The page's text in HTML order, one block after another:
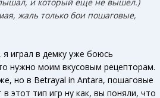
жаль только бои пошаговые,
играл в демку уже боюсь
нужно моим вкусовым рецепторам.
но в Betrayal in Antara, пошаговые
этот тип игр ну как, вы поняли, что